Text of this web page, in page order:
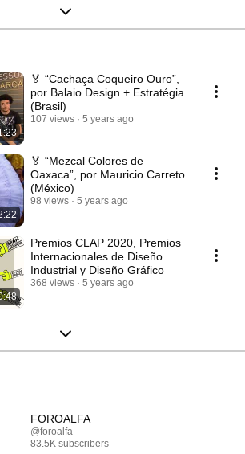
🏅 “Cachaça Coqueiro Ouro”,
por Balaio Design + Estratégia
(Brasil)
107 views 5 years ago
🏅 “Mezcal Colores de
Oaxaca”, por Mauricio Carreto
(México)
98 views 5 years ago
Premios CLAP 2020, Premios
Internacionales de Diseño
Industrial y Diseño Gráfico
368 views 5 years ago
FOROALFA
@foroalfa
83.5K subscribers